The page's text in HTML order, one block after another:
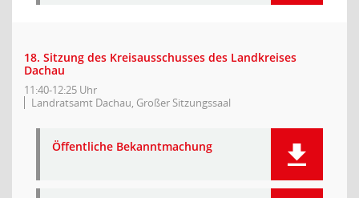
18. Sitzung des Kreisausschusses des Landkreises
Dachau
11:40-12:25 Uhr
Landratsamt Dachau, Großer Sitzungssaal
Öffentliche Bekanntmachung